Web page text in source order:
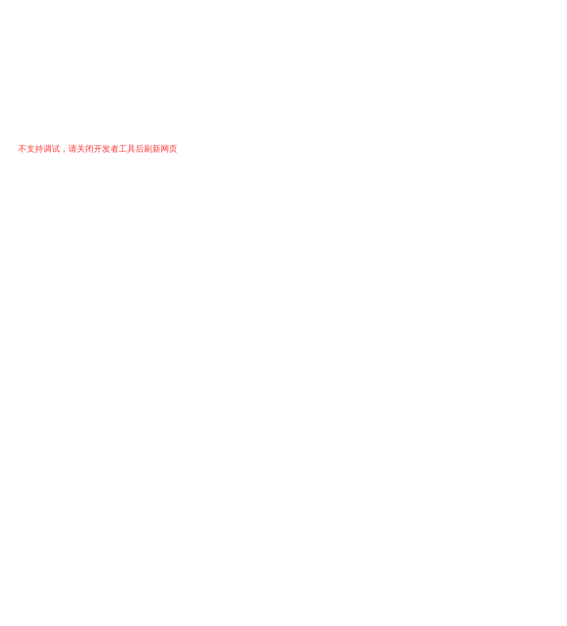
不支持调试，请关闭开发者工具后刷新网页